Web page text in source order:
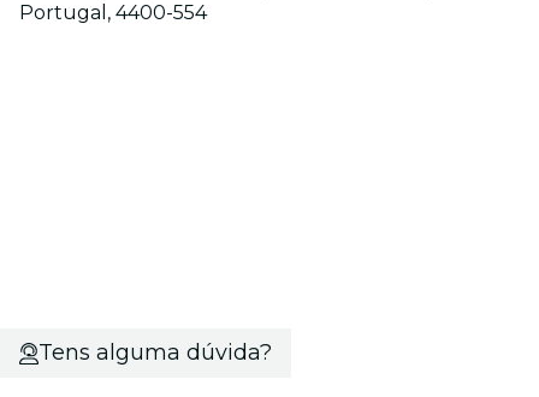
Portugal, 4400-554
Tens alguma dúvida?